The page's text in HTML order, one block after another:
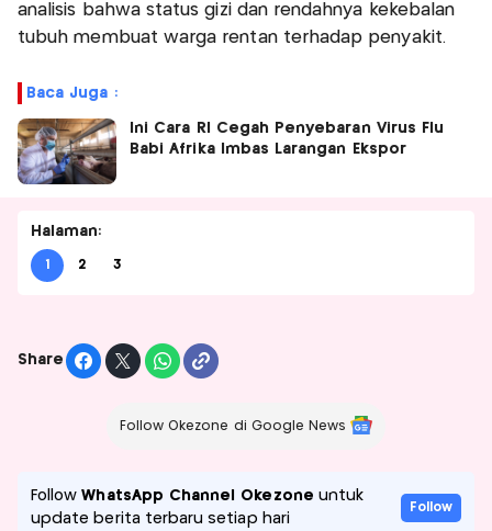
analisis bahwa status gizi dan rendahnya kekebalan
tubuh membuat warga rentan terhadap penyakit.
Baca Juga :
Ini Cara RI Cegah Penyebaran Virus Flu
Babi Afrika Imbas Larangan Ekspor
Halaman:
1 2 3
Share
Follow Okezone di Google News
FollowWhatsApp Channel Okezone untuk
update berita terbaru setiap hari
Follow